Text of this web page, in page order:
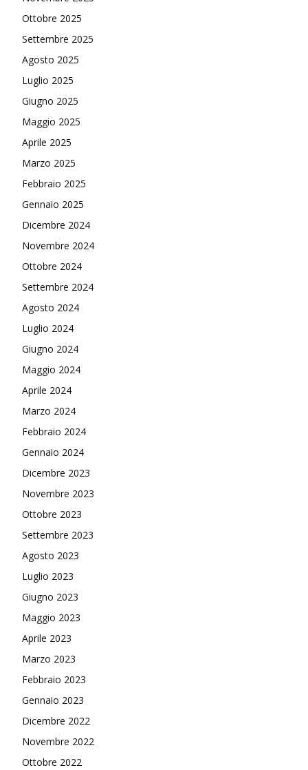
Ottobre 2025
Settembre 2025
Agosto 2025
Luglio 2025
Giugno 2025
Maggio 2025
Aprile 2025
Marzo 2025
Febbraio 2025
Gennaio 2025
Dicembre 2024
Novembre 2024
Ottobre 2024
Settembre 2024
Agosto 2024
Luglio 2024
Giugno 2024
Maggio 2024
Aprile 2024
Marzo 2024
Febbraio 2024
Gennaio 2024
Dicembre 2023
Novembre 2023
Ottobre 2023
Settembre 2023
Agosto 2023
Luglio 2023
Giugno 2023
Maggio 2023
Aprile 2023
Marzo 2023
Febbraio 2023
Gennaio 2023
Dicembre 2022
Novembre 2022
Ottobre 2022